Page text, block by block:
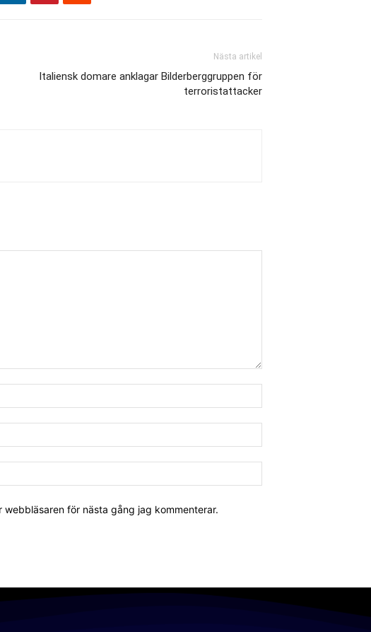
Nästa artikel
Italiensk domare anklagar Bilderberggruppen för
terroristattacker
för nästa gång jag kommenterar.